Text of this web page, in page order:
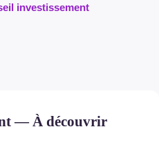
investissement
— À découvrir